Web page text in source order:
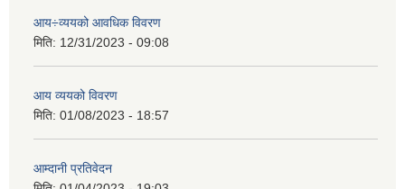
आय÷व्ययको आवधिक विवरण
मिति: 12/31/2023 - 09:08
आय व्ययको विवरण
मिति: 01/08/2023 - 18:57
आम्दानी प्रतिवेदन